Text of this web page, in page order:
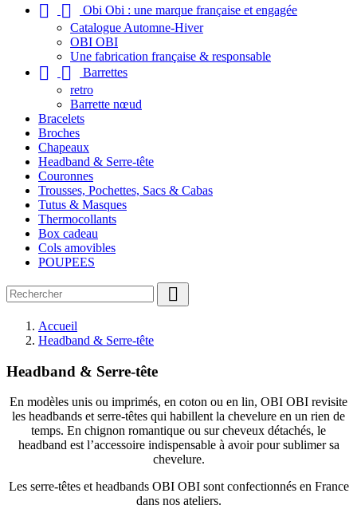
 
Obi Obi : une marque française et engagée
Catalogue Automne-Hiver
OBI OBI
Une fabrication française & responsable
 
Barrettes
retro
Barrette nœud
Bracelets
Broches
Chapeaux
Headband & Serre-tête
Couronnes
Trousses, Pochettes, Sacs & Cabas
Tutus & Masques
Thermocollants
Box cadeau
Cols amovibles
POUPEES

Accueil
Headband & Serre-tête
Headband & Serre-tête
En modèles unis ou imprimés, en coton ou en lin, OBI OBI revisite
les headbands et serre-têtes qui habillent la chevelure en un rien de
temps. En chignon romantique ou sur cheveux détachés, le
headband est l’accessoire indispensable à avoir pour sublimer sa
chevelure.
Les serre-têtes et headbands OBI OBI sont confectionnés en France
dans nos ateliers.